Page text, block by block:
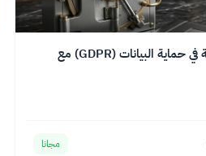
دورة مجانية في حماية البيانات (GDPR) مع
مجانا